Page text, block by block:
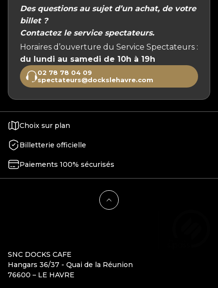
Des questions au sujet d’un achat, de votre
billet ?
Contactez le service spectateurs.
Horaires d’ouverture du Service Spectateurs :
du lundi au samedi de 10h à 19h
02 78 78 04 09
spectateurs@dockslehavre.com
Choix sur plan
Billetterie officielle
Paiements 100% sécurisés
SNC DOCKS CAFE
Hangars 36/37 - Quai de la Réunion
76600 – LE HAVRE